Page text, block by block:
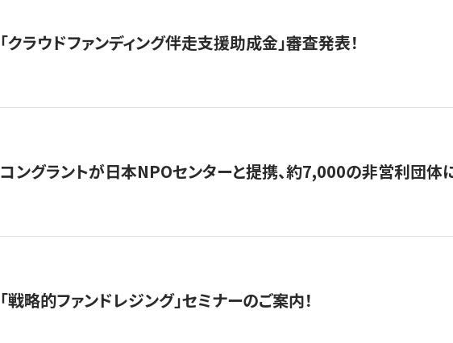
「クラウドファンディング伴走支援助成金」審査発表！
コングラントが日本NPOセンターと提携、約7,000の非営利団体
「戦略的ファンドレジング」セミナーのご案内！